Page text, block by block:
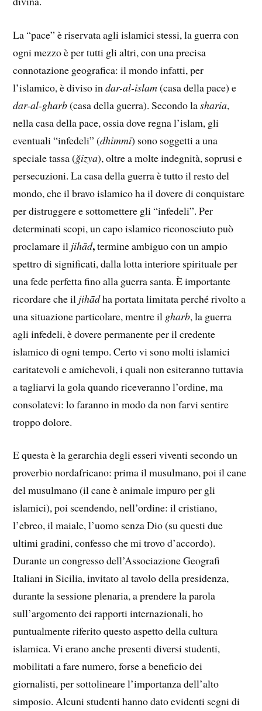
La “pace” è riservata agli islamici stessi, la guerra con
ogni mezzo è per tutti gli altri, con una precisa
connotazione geografica: il mondo infatti, per
l’islamico, è diviso indar-al-islam(casa della pace) e
dar-al-gharb(casa della guerra). Secondo lasharia,
nella casa della pace, ossia dove regna l’islam, gli
eventuali “infedeli” (dhimmi) sono soggetti a una
speciale tassa (ğizya), oltre a molte indegnità, soprusi e
persecuzioni. La casa della guerra è tutto il resto del
mondo, che il bravo islamico ha il dovere di conquistare
per distruggere e sottomettere gli “infedeli”. Per
determinati scopi, un capo islamico riconosciuto può
proclamare il jihād,termine ambiguo con un ampio
spettro di significati, dalla lotta interiore spirituale per
una fede perfetta fino alla guerra santa. È importante
ricordare che il jihādha portata limitata perché rivolto a
una situazione particolare, mentre il gharb, la guerra
agli infedeli, è dovere permanente per il credente
islamico di ogni tempo. Certo vi sono molti islamici
caritatevoli e amichevoli, i quali non esiteranno tuttavia
a tagliarvi la gola quando riceveranno l’ordine, ma
consolatevi: lo faranno in modo da non farvi sentire
troppo dolore.
E questa è la gerarchia degli esseri viventi secondo un
proverbio nordafricano: prima il musulmano, poi il cane
del musulmano (il cane è animale impuro per gli
islamici), poi scendendo, nell’ordine: il cristiano,
l’ebreo, il maiale, l’uomo senza Dio (su questi due
ultimi gradini, confesso che mi trovo d’accordo).
Durante un congresso dell’Associazione Geografi
Italiani in Sicilia, invitato al tavolo della presidenza,
durante la sessione plenaria, a prendere la parola
sull’argomento dei rapporti internazionali, ho
puntualmente riferito questo aspetto della cultura
islamica. Vi erano anche presenti diversi studenti,
mobilitati a fare numero, forse a beneficio dei
giornalisti, per sottolineare l’importanza dell’alto
simposio. Alcuni studenti hanno dato evidenti segni di